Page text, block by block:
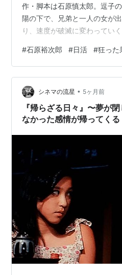
作・脚本は石原慎太郎。逗子
陽の下で、兄弟と一人の女が
り、速度が破滅に変わってい
く、ブレーキの壊れた力だと
康 脚本：石原慎太郎 原作：
武満徹 撮影：峰重義 編集：
給：日活 公開：1956年7月12
日（フランス） 上映時間：87
日活が映画化…
#石原裕次郎 #日活 #狂った
シネマの流星 • 5ヶ月前
『帰らざる日々』〜夢が
なかった感情が帰ってくる